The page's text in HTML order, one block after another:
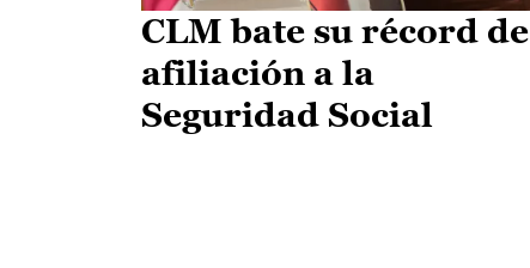
CLM bate su récord de
afiliación a la
Seguridad Social